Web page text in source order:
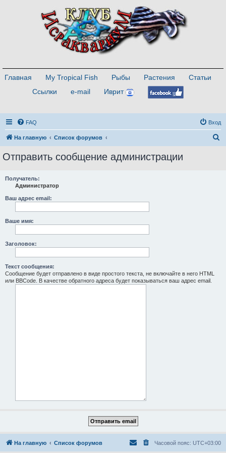
Главная My Tropical Fish Рыбы Растения
Статьи
Ссылки
e-mail Иврит
FAQ Вход
На главную Список форумов
Отправить сообщение администрации
Получатель:
Администратор
Ваш адрес email:
Ваше имя:
Заголовок:
Текст сообщения:
Сообщение будет отправлено в виде простого текста, не включайте в него HTML
или BBCode. В качестве обратного адреса будет показываться ваш адрес email.
На главную Список форумов Часовой пояс: UTC+03:00